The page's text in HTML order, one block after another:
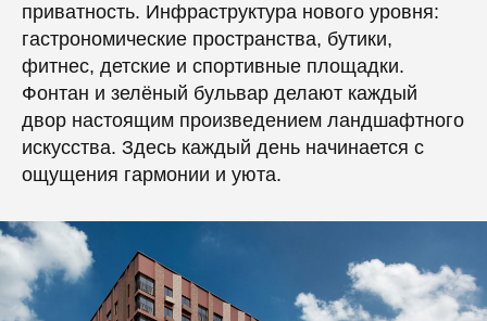
приватность. Инфраструктура нового уровня:
гастрономические пространства, бутики,
фитнес, детские и спортивные площадки.
Фонтан и зелёный бульвар делают каждый
двор настоящим произведением ландшафтного
искусства. Здесь каждый день начинается с
ощущения гармонии и уюта.